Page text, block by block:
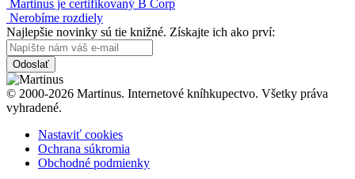
Martinus je certifikovaný B Corp
Nerobíme rozdiely
Najlepšie novinky sú tie knižné. Získajte ich ako prví:
Odoslať
© 2000-2026 Martinus. Internetové kníhkupectvo. Všetky práva
vyhradené.
Nastaviť cookies
Ochrana súkromia
Obchodné podmienky